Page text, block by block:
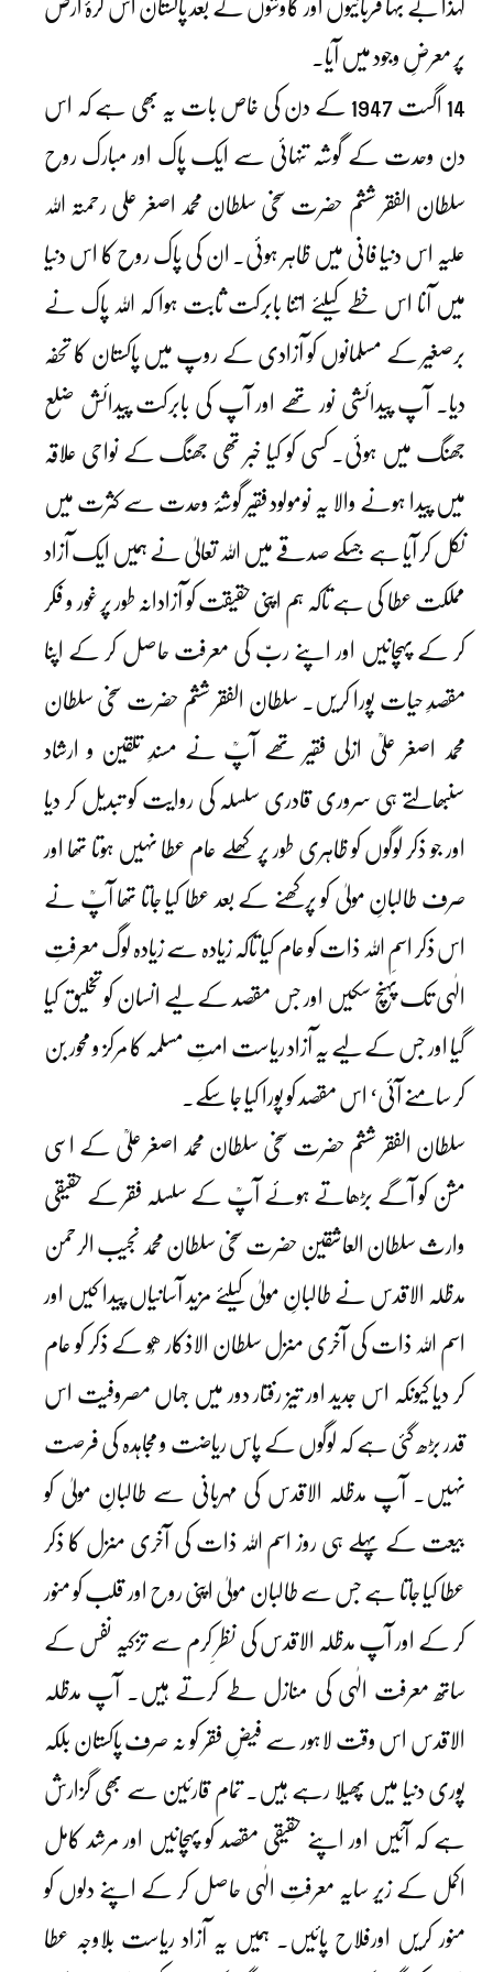
لہٰذا بے بہا قربانیوں اور کاوشوں کے بعد پاکستان اس کرۂ ارض
پر معرضِ وجود میں آیا۔
14 اگست 1947 کے دن کی خاص بات یہ بھی ہے کہ اس
دن وحدت کے گوشہ تنہائی سے ایک پاک اور مبارک روح
سلطان الفقر ششم حضرت سخی سلطان محمد اصغر علی رحمتہ اللہ
علیہ اس دنیا فانی میں ظاہر ہوئی۔ ان کی پاک روح کا اس دنیا
میں آنا اس خطے کیلئے اتنا بابرکت ثابت ہوا کہ اللہ پاک نے
برصغیر کے مسلمانوں کو آزادی کے روپ میں پاکستان کا تحفہ
دیا۔ آپ پیدائشی نور تھے اور آپ کی بابرکت پیدائش ضلع
جھنگ میں ہوئی۔ کسی کو کیا خبر تھی جھنگ کے نواحی علاقہ
میں پیدا ہونے والا یہ نومولود فقیر گوشۂ وحدت سے کثرت میں
نکل کر آیا ہے جسکے صدقے میں اللہ تعالیٰ نے ہمیں ایک آزاد
مملکت عطا کی ہے تاکہ ہم اپنی حقیقت کو آزادانہ طور پر غور و فکر
کر کے پہچانیں اور اپنے ربّ کی معرفت حاصل کر کے اپنا
مقصدِ حیات پورا کریں۔ سلطان الفقر ششم حضرت سخی سلطان
محمد اصغر علیؒ ازلی فقیر تھے آپؒ نے مسندِ تلقین و ارشاد
سنبھالتے ہی سروری قادری سلسلہ کی روایت کو تبدیل کر دیا
اور جو ذکر لوگوں کو ظاہری طور پر کھلے عام عطا نہیں ہوتا تھا اور
صرف طالبانِ مولیٰ کو پرکھنے کے بعد عطا کیا جاتا تھا آپؒ نے
اس ذکر اسمِ اللہ ذات کو عام کیا تاکہ زیادہ سے زیادہ لوگ معرفتِ
الٰہی تک پہنچ سکیں اور جس مقصد کے لیے انسان کو تخلیق کیا
گیا اور جس کے لیے یہ آزاد ریاست امتِ مسلمہ کا مرکز و محور بن
کر سامنے آئی‘ اس مقصد کو پورا کیا جا سکے۔
سلطان الفقر ششم حضرت سخی سلطان محمد اصغر علیؒ کے اسی
مشن کو آگے بڑھاتے ہوئے آپؒ کے سلسلہ فقر کے حقیقی
وارث سلطان العاشقین حضرت سخی سلطان محمد نجیب الرحمن
مدظلہ الاقدس نے طالبانِ مولیٰ کیلئے مزید آسانیاں پیدا کیں اور
اسم اللہ ذات کی آخری منزل سلطان الاذکار ھُو کے ذکر کو عام
کر دیا کیونکہ اس جدید اور تیز رفتار دور میں جہاں مصروفیت اس
قدر بڑھ گئی ہے کہ لوگوں کے پاس ریاضت و مجاہدہ کی فرصت
نہیں۔ آپ مدظلہ الاقدس کی مہربانی سے طالبانِ مولیٰ کو
بیعت کے پہلے ہی روز اسم اللہ ذات کی آخری منزل کا ذکر
عطا کیا جاتا ہے جس سے طالبان مولیٰ اپنی روح اور قلب کو منور
کر کے اور آپ مدظلہ الاقدس کی نظرِ کرم سے تزکیہ نفس کے
ساتھ معرفت الٰہی کی منازل طے کرتے ہیں۔ آپ مدظلہ
الاقدس اس وقت لاہور سے فیضِ فقر کو نہ صرف پاکستان بلکہ
پوری دنیا میں پھیلا رہے ہیں۔ تمام قارئین سے بھی گزارش
ہے کہ آئیں اور اپنے حقیقی مقصد کو پہچانیں اور مرشد کامل
اکمل کے زیر سایہ معرفتِ الٰہی حاصل کر کے اپنے دلوں کو
منور کریں اورفلاح پائیں۔ ہمیں یہ آزاد ریاست بلاوجہ عطا